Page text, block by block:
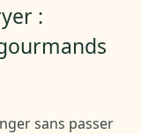
:
sans passer